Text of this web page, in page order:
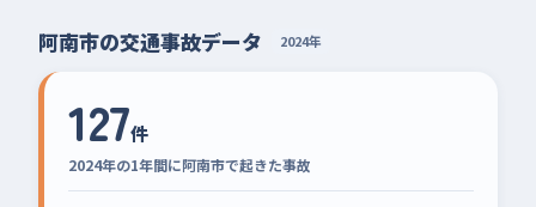
阿南市の交通事故データ 2024年
127件
2024年の1年間に阿南市で起きた事故